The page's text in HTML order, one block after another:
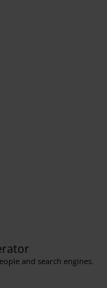
and search engines.